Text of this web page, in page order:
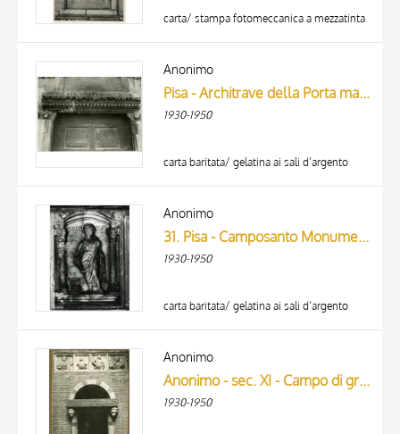
carta/ stampa fotomeccanica a mezzatinta
Anonimo
Pisa - Architrave della Porta maggiore di S. Frediano
1930-1950
carta baritata/ gelatina ai sali d’argento
Anonimo
31. Pisa - Camposanto Monumentale - Sarcofago n. LX
1930-1950
carta baritata/ gelatina ai sali d’argento
Anonimo
Anonimo - sec. XI - Campo di grano con capre; protomi leonine
1930-1950